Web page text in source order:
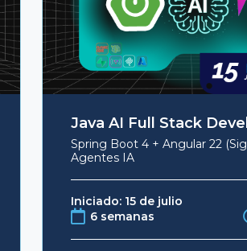
Java AI Full Stack
Spring Boot 4 + Angular 22
Agentes IA
Iniciado: 15 de julio
6 semanas